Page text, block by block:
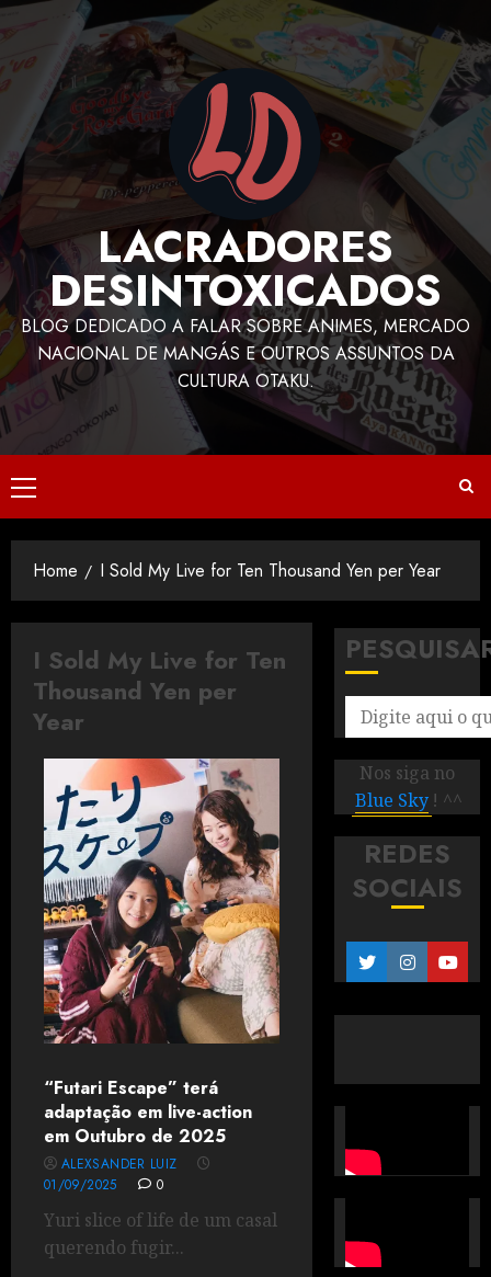
LACRADORES
DESINTOXICADOS
BLOG DEDICADO A FALAR SOBRE ANIMES, MERCADO
NACIONAL DE MANGÁS E OUTROS ASSUNTOS DA
CULTURA OTAKU.
Home I Sold My Live for Ten Thousand Yen per Year
I Sold My Live for Ten
Thousand Yen per
Year
“Futari Escape” terá
adaptação em live-action
em Outubro de 2025
ALEXSANDER LUIZ
01/09/2025
0
Yuri slice of life de um casal
querendo fugir...
Nos siga no
Blue Sky ! ^^
REDES
SOCIAIS